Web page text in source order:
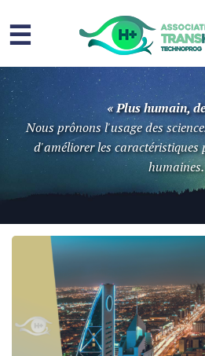
☰
Homme
Immortalité
Question
Risques
« Plus humain,
Nous prônons l'usage des
d'améliorer les caractéristiques
humaines.